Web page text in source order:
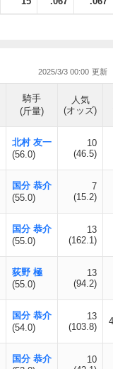
2025/3/3 00:00
騎手
(斤量)
人気
(オッズ)
北村 友一
(56.0)
10
(46.5)
国分 恭介
(55.0)
7
(15.2)
国分 恭介
(55.0)
13
(162.1)
荻野 極
(55.0)
13
(94.2)
国分 恭介
(54.0)
13
(103.8)
国分 恭介
10